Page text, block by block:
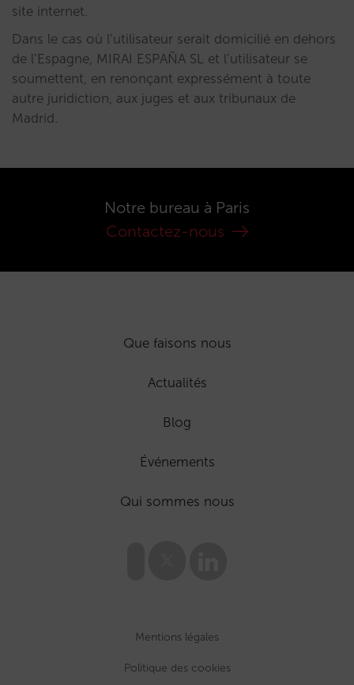
site internet.
Dans le cas où l’utilisateur serait domicilié en dehors
de l’Espagne, MIRAI ESPAÑA SL et l’utilisateur se
soumettent, en renonçant expressément à toute
autre juridiction, aux juges et aux tribunaux de
Madrid.
Notre bureau à Paris
Contactez-nous
Que faisons nous
Actualités
Blog
Événements
Qui sommes nous
Mentions légales
Politique des cookies